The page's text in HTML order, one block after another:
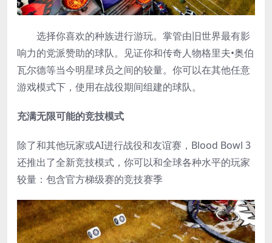
选择你喜欢的种族进行游玩。掌管由旧世界最有影
响力的党派赞助的球队。见证你和传奇人物格里夫•奥伯
瓦尔德等当今明星球员之间的较量。你可以在其他任意
游戏模式下，使用在战役期间组建的球队。
充满无限可能的竞技模式
除了和其他玩家或AI进行战役和友谊赛，Blood Bowl 3
还推出了全新竞技模式，你可以和全球各种水平的玩家
较量：包含官方梯级赛的竞技赛季